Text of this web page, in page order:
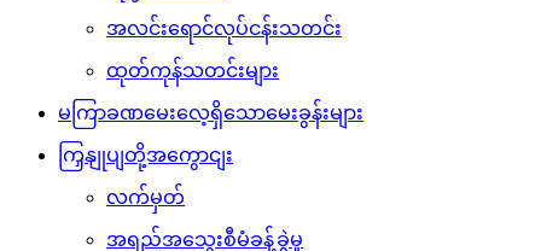
အလင်းရောင်လုပ်ငန်းသတင်း
ထုတ်ကုန်သတင်းများ
မကြာခဏမေးလေ့ရှိသောမေးခွန်းများ
ကြှနျုပျတို့အကွောငျး
လက်မှတ်
အရည်အသွေးစီမံခန့်ခွဲမှု